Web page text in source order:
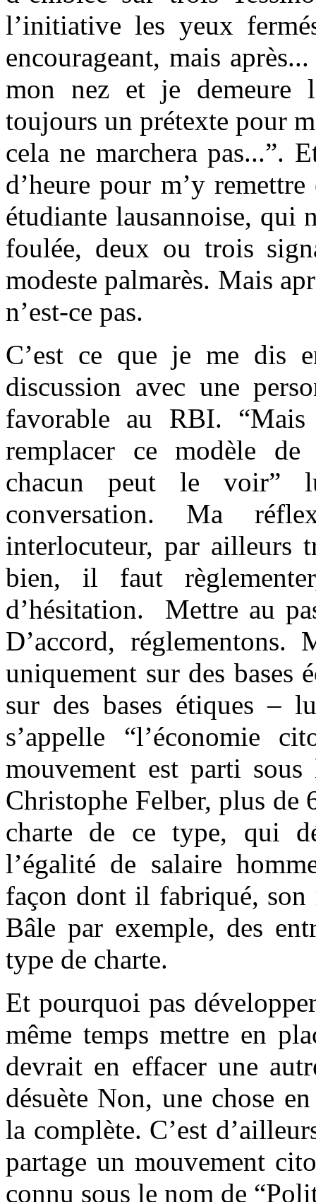
l’initiative les yeux
encourageant, mais
mon nez et je demeure
toujours un prétexte pour
cela ne marchera pas...”.
d’heure pour m’y
étudiante lausannoise, qui
foulée, deux ou trois
modeste palmarès. Mais
n’est-ce pas.
C’est ce que je me dis
discussion avec une
favorable au RBI. “Mais
remplacer ce modèle de
chacun peut le voir”
conversation. Ma
interlocuteur, par ailleurs
bien, il faut
d’hésitation. Mettre au
D’accord, réglementons.
uniquement sur des bases
sur des bases étiques –
s’appelle “l’économie
mouvement est parti
Christophe Felber, plus de
charte de ce type, qui
l’égalité de salaire
façon dont il fabriqué, son
Bâle par exemple, des
type de charte.
Et pourquoi pas
même temps mettre en
devrait en effacer une
désuète Non, une chose
la complète. C’est
partage un mouvement
connu sous le nom de